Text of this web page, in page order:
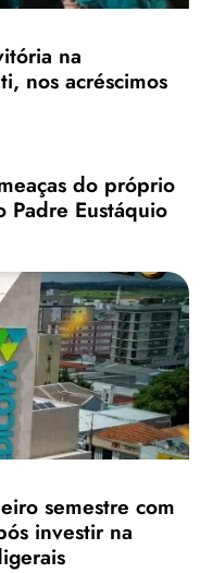
na
nos acréscimos
do próprio
Eustáquio
semestre com
investir na